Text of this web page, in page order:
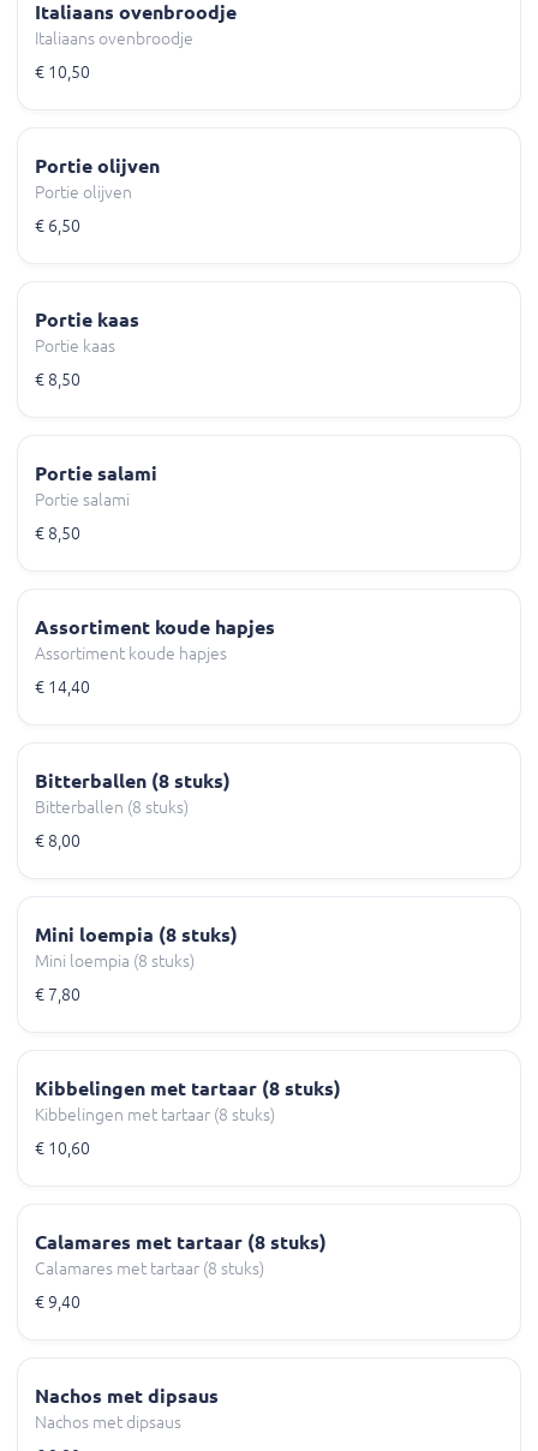
Italiaans ovenbroodje
Italiaans ovenbroodje
€ 10,50
Portie olijven
Portie olijven
€ 6,50
Portie kaas
Portie kaas
€ 8,50
Portie salami
Portie salami
€ 8,50
Assortiment koude hapjes
Assortiment koude hapjes
€ 14,40
Bitterballen (8 stuks)
Bitterballen (8 stuks)
€ 8,00
Mini loempia (8 stuks)
Mini loempia (8 stuks)
€ 7,80
Kibbelingen met tartaar (8 stuks)
Kibbelingen met tartaar (8 stuks)
€ 10,60
Calamares met tartaar (8 stuks)
Calamares met tartaar (8 stuks)
€ 9,40
Nachos met dipsaus
Nachos met dipsaus